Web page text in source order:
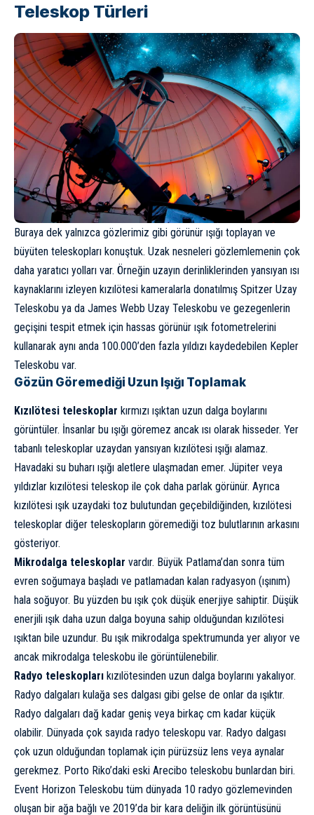
Teleskop Türleri
Buraya dek yalnızca gözlerimiz gibi görünür ışığı toplayan ve
büyüten teleskopları konuştuk. Uzak nesneleri gözlemlemenin çok
daha yaratıcı yolları var. Örneğin uzayın derinliklerinden yansıyan ısı
kaynaklarını izleyen kızılötesi kameralarla donatılmış Spitzer Uzay
Teleskobu ya da James Webb Uzay Teleskobu ve gezegenlerin
geçişini tespit etmek için hassas görünür ışık fotometrelerini
kullanarak aynı anda 100.000’den fazla yıldızı kaydedebilen Kepler
Teleskobu var.
Gözün Göremediği Uzun Işığı Toplamak
Kızılötesi teleskoplar kırmızı ışıktan uzun dalga boylarını
görüntüler. İnsanlar bu ışığı göremez ancak ısı olarak hisseder. Yer
tabanlı teleskoplar uzaydan yansıyan kızılötesi ışığı alamaz.
Havadaki su buharı ışığı aletlere ulaşmadan emer. Jüpiter veya
yıldızlar kızılötesi teleskop ile çok daha parlak görünür. Ayrıca
kızılötesi ışık uzaydaki toz bulutundan geçebildiğinden, kızılötesi
teleskoplar diğer teleskopların göremediği toz bulutlarının arkasını
gösteriyor.
Mikrodalga teleskoplar vardır. Büyük Patlama’dan sonra tüm
evren soğumaya başladı ve patlamadan kalan radyasyon (ışınım)
hala soğuyor. Bu yüzden bu ışık çok düşük enerjiye sahiptir. Düşük
enerjili ışık daha uzun dalga boyuna sahip olduğundan kızılötesi
ışıktan bile uzundur. Bu ışık mikrodalga spektrumunda yer alıyor ve
ancak mikrodalga teleskobu ile görüntülenebilir.
Radyo teleskopları kızılötesinden uzun dalga boylarını yakalıyor.
Radyo dalgaları kulağa ses dalgası gibi gelse de onlar da ışıktır.
Radyo dalgaları dağ kadar geniş veya birkaç cm kadar küçük
olabilir. Dünyada çok sayıda radyo teleskopu var. Radyo dalgası
çok uzun olduğundan toplamak için pürüzsüz lens veya aynalar
gerekmez. Porto Riko’daki eski Arecibo teleskobu bunlardan biri.
Event Horizon Teleskobu tüm dünyada 10 radyo gözlemevinden
oluşan bir ağa bağlı ve 2019’da bir kara deliğin ilk görüntüsünü